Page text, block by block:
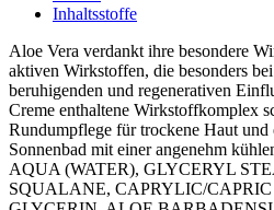
Inhaltsstoffe
Aloe Vera verdankt ihre besondere
aktiven Wirkstoffen, die besonders
beruhigenden und regenerativen
Creme enthaltene Wirkstoffkomplex
Rundumpflege für trockene Haut und
Sonnenbad mit einer angenehm
AQUA (WATER), GLYCERYL
SQUALANE, CAPRYLIC/